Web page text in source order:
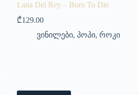
Lana Del Rey – Born To Die
₾129.00
ვინილები,პოპი,როკი